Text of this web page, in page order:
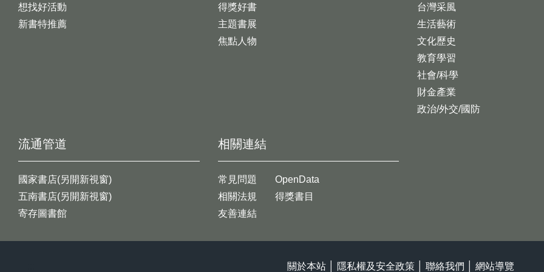
想找好活動
新書特推薦
台灣采風
生活藝術
文化歷史
教育學習
社會/科學
財金產業
政治/外交/國防
得獎好書
主題書展
焦點人物
流通管道
國家書店(另開新視窗)
五南書店(另開新視窗)
寄存圖書館
相關連結
常見問題
相關法規
友善連結
OpenData
得獎書目
關於本站 隱私權及安全政策 聯絡我們 網站導覽